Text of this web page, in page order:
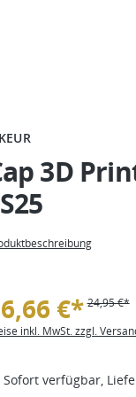
3D
€* 24,95 €*
inkl. MwSt. zzgl.
Sofort verfügbar,